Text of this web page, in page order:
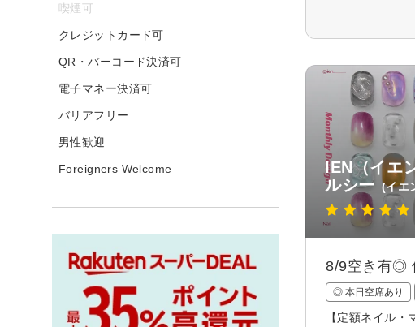
IEN（イエ
ルシー
(イエ
8/9空き有◎
◎ 本日空席あり
【定額ネイル
喫煙可
クレジットカード可
QR・バーコード決済可
電子マネー決済可
バリアフリー
男性歓迎
Foreigners Welcome